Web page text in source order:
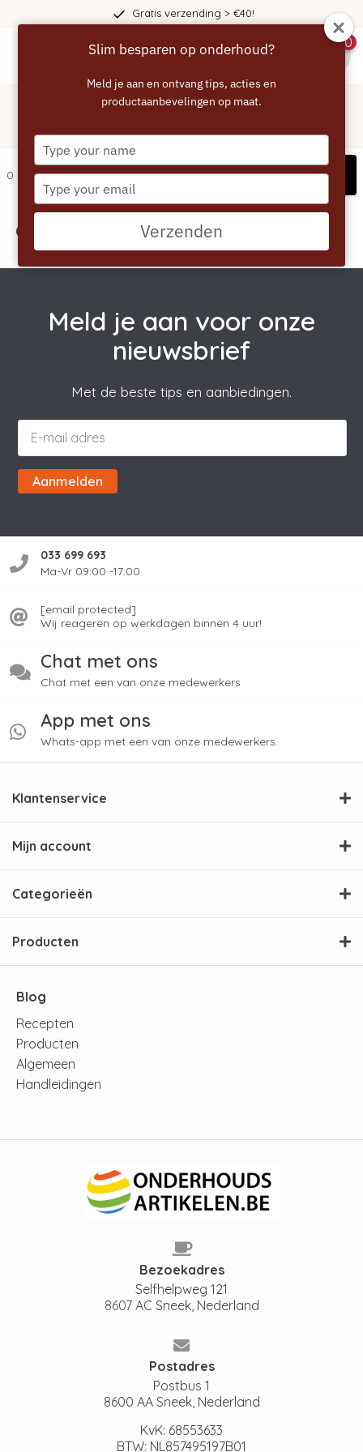
Gratis verzending > €40!
0
/nespresso
0 artikelen Filters
Geen producten gevonden!...
Meld je aan voor onze
nieuwsbrief
Met de beste tips en aanbiedingen.
Aanmelden
033 699 693
Ma-Vr 09:00 -17:00
[email protected]
Wij reageren op werkdagen binnen 4 uur!
Chat met ons
Chat met een van onze medewerkers
App met ons
Whats-app met een van onze medewerkers.
Klantenservice
Mijn account
Categorieën
Producten
Blog
Recepten
Producten
Algemeen
Handleidingen
Bezoekadres
Selfhelpweg 121
8607 AC Sneek, Nederland
Postadres
Postbus 1
8600 AA Sneek, Nederland
KvK: 68553633
BTW: NL857495197B01
Slim besparen op onderhoud?
Meld je aan en ontvang tips, acties en
productaanbevelingen op maat.
Type
your
name
Type
your
email
Verzenden